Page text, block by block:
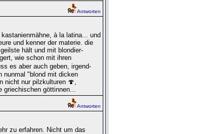
Antworten
à la latina... und
und kenner der materie. die
hält und mit blondier-
wie schon mit ihren
es aber auch geben, irgend-
nunmal "blond mit dicken
nicht nur pilzkulturen 🍄,
göttinnen...
Antworten
zu erfahren. Nicht um das